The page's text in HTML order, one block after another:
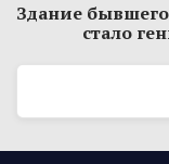
Здание бывшего
стало